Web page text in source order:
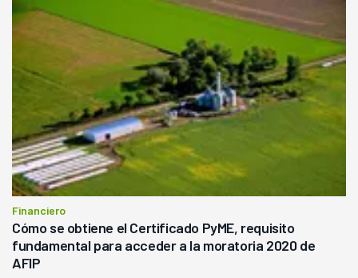
Financiero
Cómo se obtiene el Certificado PyME, requisito
fundamental para acceder a la moratoria 2020 de
AFIP